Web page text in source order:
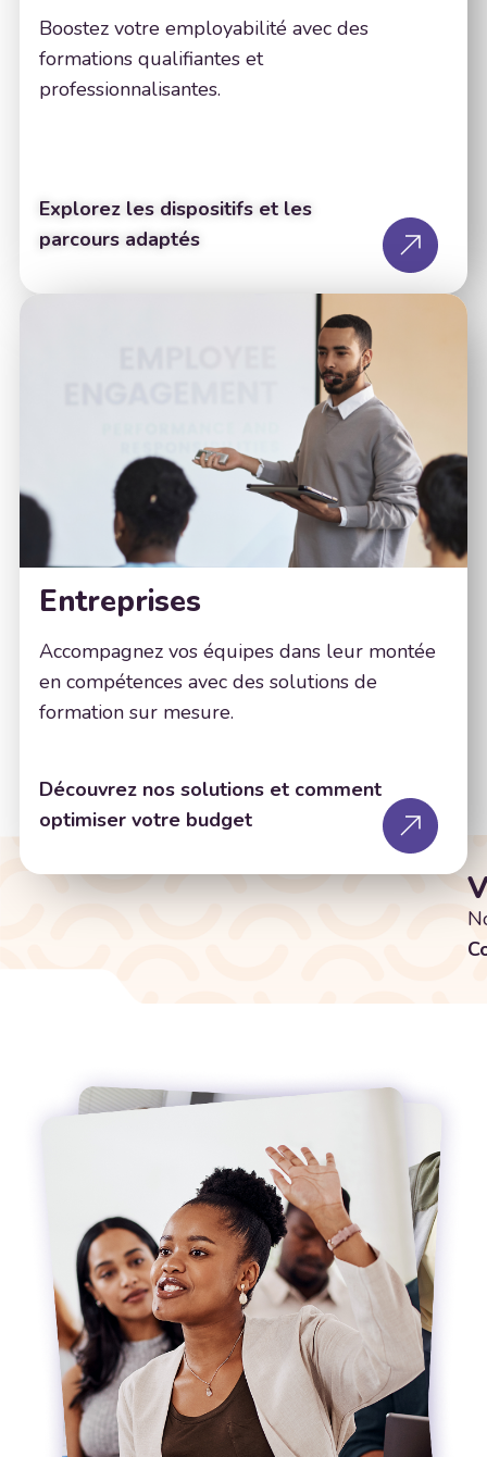
Boostez votre employabilité avec des
formations qualifiantes et
professionnalisantes.
Explorez les dispositifs et les
parcours adaptés
Entreprises
Accompagnez vos équipes dans leur montée
en compétences avec des solutions de
formation sur mesure.
Découvrez nos solutions et comment
optimiser votre budget